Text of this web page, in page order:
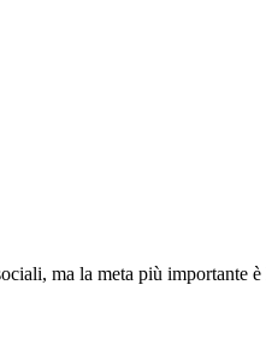
ma la meta più importante è